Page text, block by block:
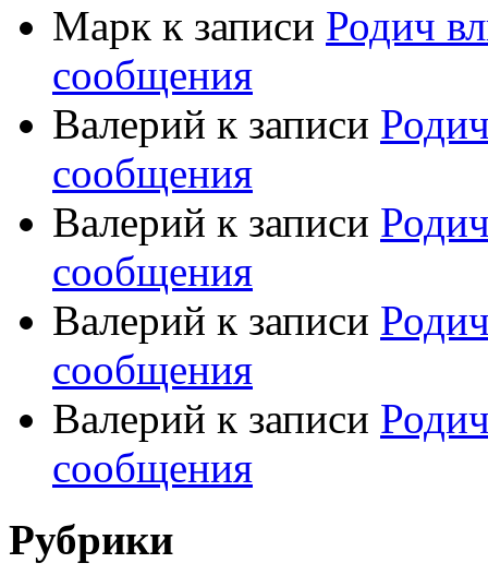
Марк к записи Родич
сообщения
Валерий к записи
сообщения
Валерий к записи
сообщения
Валерий к записи
сообщения
Валерий к записи
сообщения
Рубрики